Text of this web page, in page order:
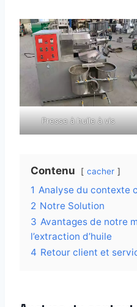
Presse à huile à vis
Contenu cacher
1 Analyse du contexte
2 Notre Solution
3 Avantages de notre
l’extraction d’huile
4 Retour client et